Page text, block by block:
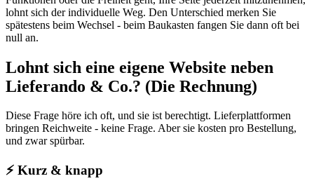
lohnt sich der individuelle Weg. Den Unterschied merken Sie
spätestens beim Wechsel - beim Baukasten fangen Sie dann oft bei
null an.
Lohnt sich eine eigene Website neben
Lieferando & Co.? (Die Rechnung)
Diese Frage höre ich oft, und sie ist berechtigt. Lieferplattformen
bringen Reichweite - keine Frage. Aber sie kosten pro Bestellung,
und zwar spürbar.
⚡ Kurz & knapp